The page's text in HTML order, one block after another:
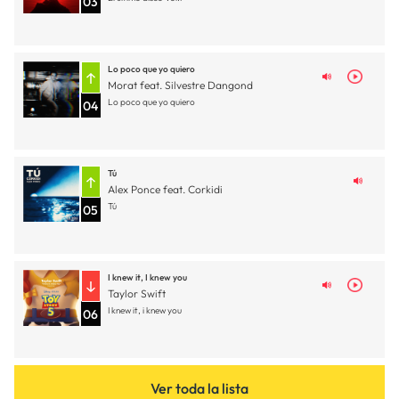
04
Lo poco que yo quiero
Morat feat. Silvestre Dangond
Lo poco que yo quiero
05
Tú
Alex Ponce feat. Corkidi
Tú
06
I knew it, I knew you
Taylor Swift
I knew it, i knew you
Ver toda la lista